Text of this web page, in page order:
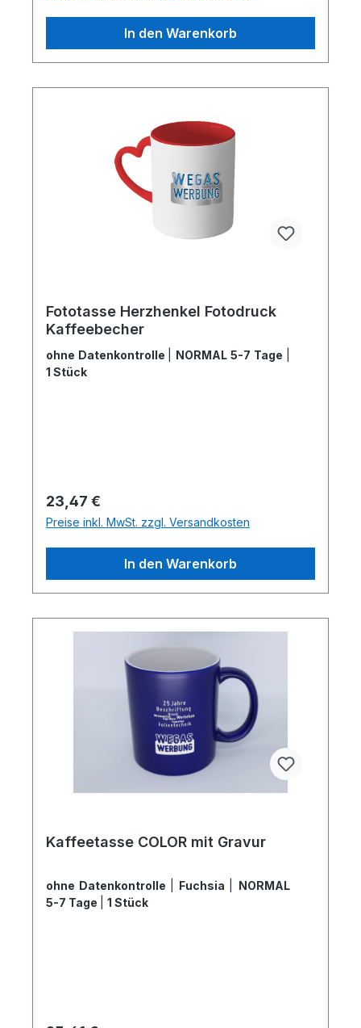
In den Warenkorb
Fototasse Herzhenkel Fotodruck
Kaffeebecher
ohne Datenkontrolle NORMAL 5-7 Tage
1 Stück
Regulärer Preis:
23,47 €
Preise inkl. MwSt. zzgl. Versandkosten
In den Warenkorb
Kaffeetasse COLOR mit Gravur
ohne Datenkontrolle Fuchsia
NORMAL
5-7 Tage
1 Stück